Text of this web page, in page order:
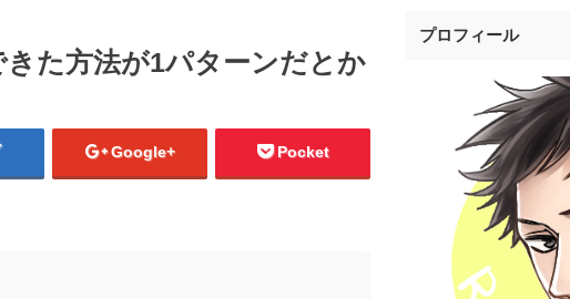
た方法が1パターンだとか
Google+ Pocket
プロフィール